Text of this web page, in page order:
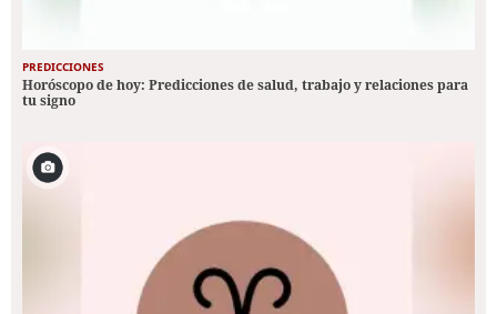
PREDICCIONES
Horóscopo de hoy: Predicciones de salud, trabajo y relaciones para
tu signo